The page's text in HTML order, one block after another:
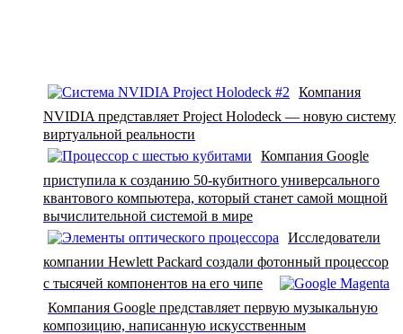
Компания
NVIDIA представляет Project Holodeck — новую систему
виртуальной реальности
Компания Google
приступила к созданию 50-кубитного универсального
квантового компьютера, который станет самой мощной
вычислительной системой в мире
Исследователи
компании Hewlett Packard создали фотонный процессор
с тысячей компонентов на его чипе
Компания Google представляет первую музыкальную
композицию, написанную искусственным